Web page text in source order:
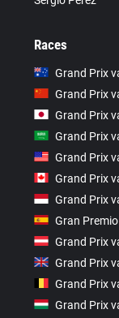
Races
Grand Prix
Grand Prix
Grand Prix
Grand Prix
Grand Prix
Grand Prix
Grand Prix
Gran
Grand Prix
Grand Prix
Grand Prix
Grand Prix